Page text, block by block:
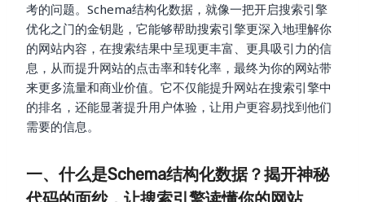
考的问题。Schema结构化数据，就像一把开启搜索引擎
优化之门的金钥匙，它能够帮助搜索引擎更深入地理解你
的网站内容，在搜索结果中呈现更丰富、更具吸引力的信
息，从而提升网站的点击率和转化率，最终为你的网站带
来更多流量和商业价值。它不仅能提升网站在搜索引擎中
的排名，还能显著提升用户体验，让用户更容易找到他们
需要的信息。
一、什么是Schema结构化数据？揭开神秘